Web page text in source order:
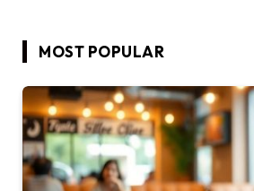
MOST POPULAR